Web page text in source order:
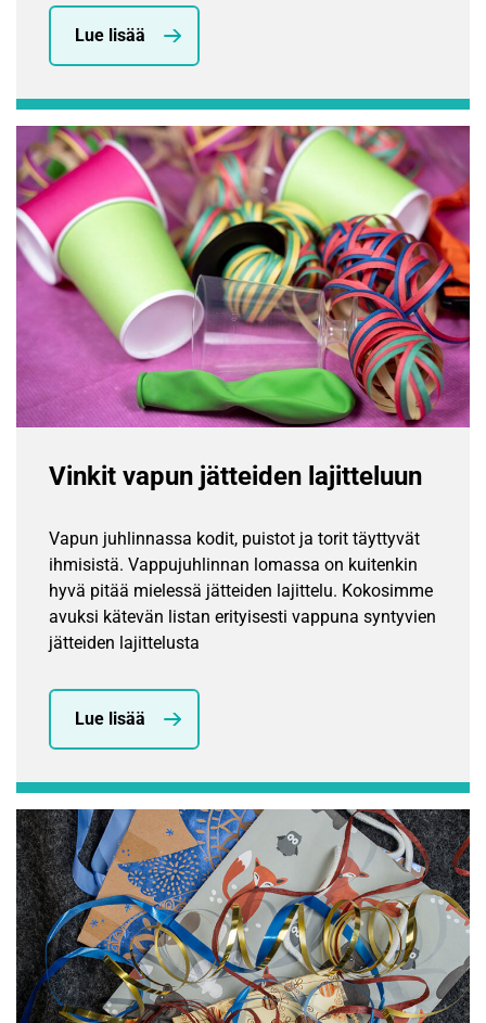
Lue lisää
Vinkit vapun jätteiden lajitteluun
Vapun juhlinnassa kodit, puistot ja torit täyttyvät
ihmisistä. Vappujuhlinnan lomassa on kuitenkin
hyvä pitää mielessä jätteiden lajittelu. Kokosimme
avuksi kätevän listan erityisesti vappuna syntyvien
jätteiden lajittelusta
Lue lisää